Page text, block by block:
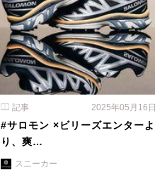
記事 2025年05月16日
#サロモン ×ビリーズエンターよ
り、爽…
スニーカー